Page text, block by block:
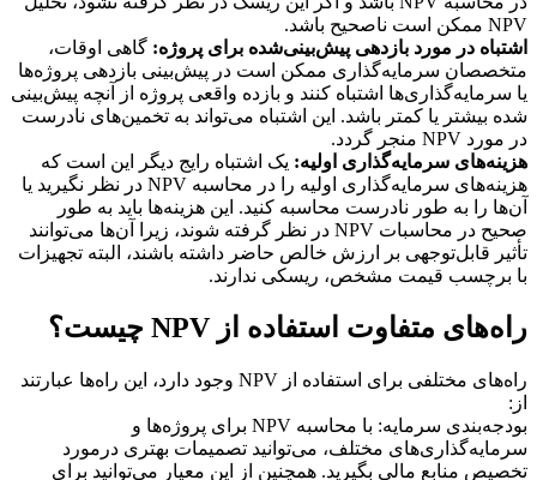
NPV ممکن است ناصحیح باشد.
اشتباه در مورد بازدهی پیش‌بینی‌شده برای پروژه: گاهی اوقات،
متخصصان سرمایه‌گذاری ممکن است در پیش‌بینی بازدهی پروژه‌ها
یا سرمایه‌گذاری‌ها اشتباه کنند و بازده واقعی پروژه از آنچه پیش‌بینی
شده بیشتر یا کمتر باشد. این اشتباه می‌تواند به تخمین‌های نادرست
در مورد NPV منجر گردد.
هزینه‌های سرمایه‌گذاری اولیه: یک اشتباه رایج دیگر این است که
هزینه‌های سرمایه‌گذاری اولیه را در محاسبه NPV در نظر نگیرید یا
آن‌ها را به طور نادرست محاسبه کنید. این هزینه‌ها باید به طور
صحیح در محاسبات NPV در نظر گرفته شوند، زیرا آن‌ها می‌توانند
تأثیر قابل‌توجهی بر ارزش خالص حاضر داشته باشند، البته تجهیزات
با برچسب قیمت مشخص، ریسکی ندارند.
راه‌های متفاوت استفاده از NPV چیست؟
راه‌های مختلفی برای استفاده از NPV وجود دارد، این راه‌ها عبارتند
از:
بودجه‌بندی سرمایه: با محاسبه NPV برای پروژه‌ها و
سرمایه‌گذاری‌های مختلف، می‌توانید تصمیمات بهتری درمورد
تخصیص منابع مالی بگیرید. همچنین از این معیار می‌توانید برای